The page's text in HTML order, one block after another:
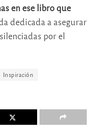
en ese libro que
dedicada a asegurar
por el
Inspiración